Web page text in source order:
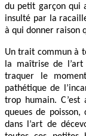
du petit garçon qui
insulté par la
à qui donner raison
Un trait commun à
la maîtrise de
traquer le
pathétique de
trop humain.
queues de
dans l’art de